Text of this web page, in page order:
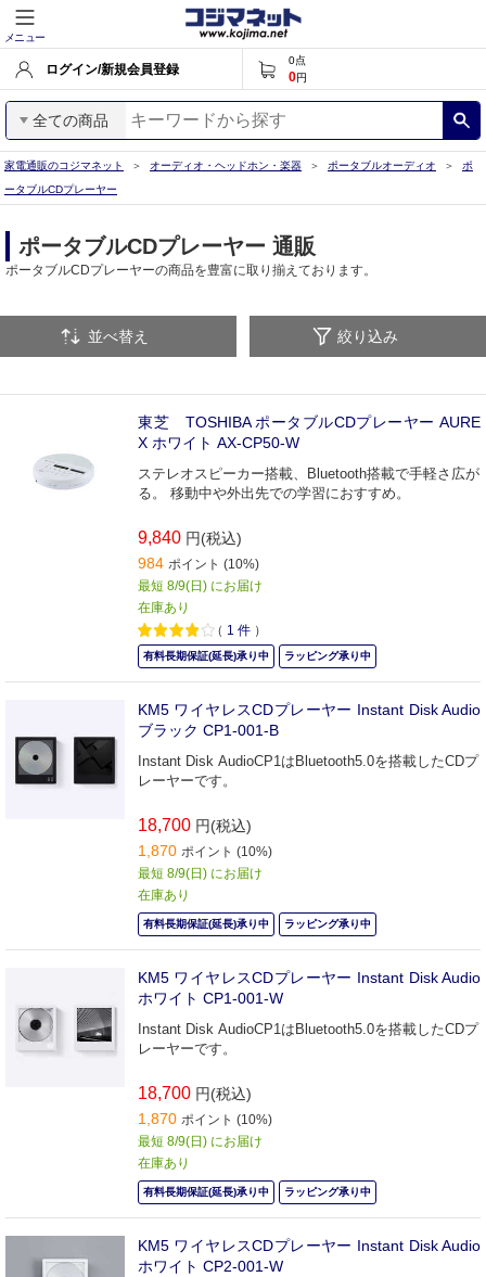
メニュー
ログイン/新規会員登録
0点
0円
全ての商品
家電通販のコジマネット オーディオ・ヘッドホン・楽器 ポータブルオーディオ
ポ
ータブルCDプレーヤー
ポータブルCDプレーヤー 通販
ポータブルCDプレーヤーの商品を豊富に取り揃えております。
並べ替え 絞り込み
東芝 TOSHIBA ポータブルCDプレーヤー AURE
X ホワイト AX-CP50-W
ステレオスピーカー搭載、Bluetooth搭載で手軽さ広が
る。 移動中や外出先での学習におすすめ。
9,840 円(税込)
984 ポイント (10%)
最短 8/9(日) にお届け
在庫あり
（ 1 件 ）
有料長期保証(延長)承り中 ラッピング承り中
KM5 ワイヤレスCDプレーヤー Instant Disk Audio
ブラック CP1-001-B
Instant Disk AudioCP1はBluetooth5.0を搭載したCDプ
レーヤーです。
18,700 円(税込)
1,870 ポイント (10%)
最短 8/9(日) にお届け
在庫あり
有料長期保証(延長)承り中 ラッピング承り中
KM5 ワイヤレスCDプレーヤー Instant Disk Audio
ホワイト CP1-001-W
Instant Disk AudioCP1はBluetooth5.0を搭載したCDプ
レーヤーです。
18,700 円(税込)
1,870 ポイント (10%)
最短 8/9(日) にお届け
在庫あり
有料長期保証(延長)承り中 ラッピング承り中
KM5 ワイヤレスCDプレーヤー Instant Disk Audio
ホワイト CP2-001-W